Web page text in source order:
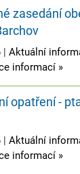
zasedání
| Aktuální
informací »
opatření -
| Aktuální
informací »